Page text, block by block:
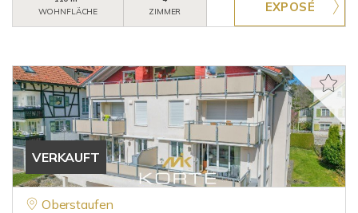
WOHNFLÄCHE
ZIMMER
VERKAUFT
Oberstaufen